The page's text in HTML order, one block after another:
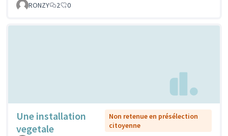
RONZY
2 0
Une installation
vegetale
Non retenue en présélection
citoyenne